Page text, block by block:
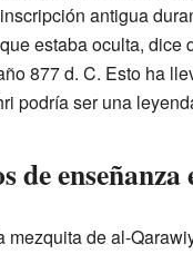
antigua
estaba oculta, dice
877 d. C. Esto ha
podría ser una
de
mezquita de al-